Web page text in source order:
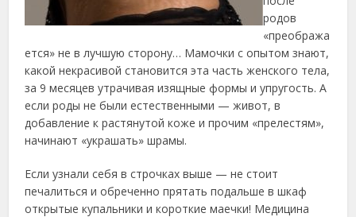
родов
«преобража
ется» не в лучшую сторону… Мамочки с опытом знают,
какой некрасивой становится эта часть женского тела,
за 9 месяцев утрачивая изящные формы и упругость. А
если роды не были естественными — живот, в
добавление к растянутой коже и прочим «прелестям»,
начинают «украшать» шрамы.
Если узнали себя в строчках выше — не стоит
печалиться и обреченно прятать подальше в шкаф
открытые купальники и короткие маечки! Медицина